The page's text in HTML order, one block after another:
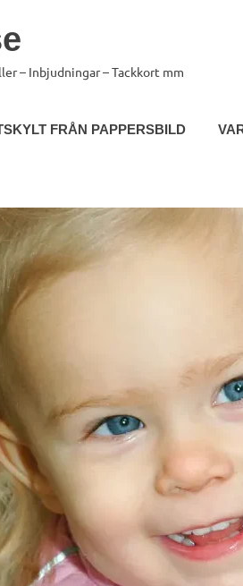
– Inbjudningar – Tackkort mm
FRÅN PAPPERSBILD